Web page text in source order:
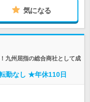
気になる
九州屈指の総合商社として成
勤なし ★年休110日